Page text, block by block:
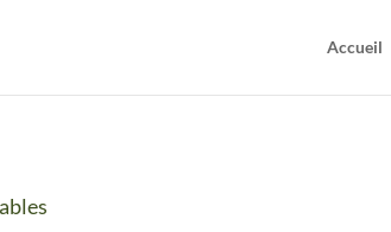
Accueil